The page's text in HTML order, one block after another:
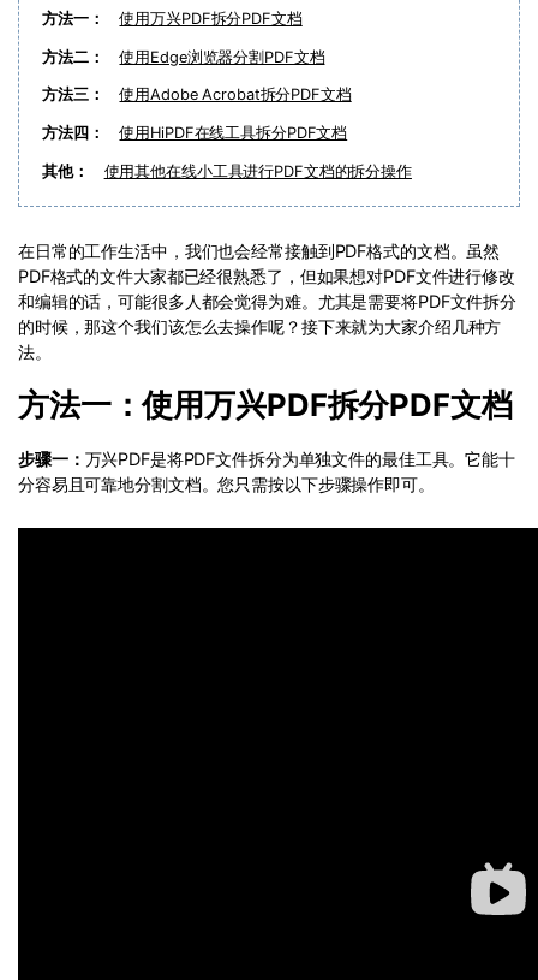
PDF文件创建
PDF OCR
03.编辑PDF
查看更多 >
方法一： 使用万兴PDF拆分PDF文档
方法二： 使用Edge浏览器分割PDF文档
方法三： 使用Adobe Acrobat拆分PDF文档
方法四： 使用HiPDF在线工具拆分PDF文档
其他： 使用其他在线小工具进行PDF文档的拆分操作
在日常的工作生活中，我们也会经常接触到PDF格式的文档。虽然
PDF格式的文件大家都已经很熟悉了，但如果想对PDF文件进行修改
和编辑的话，可能很多人都会觉得为难。尤其是需要将PDF文件拆分
的时候，那这个我们该怎么去操作呢？接下来就为大家介绍几种方
法。
方法一：使用万兴PDF拆分PDF文档
步骤一： 万兴PDF是将PDF文件拆分为单独文件的最佳工具。它能十
分容易且可靠地分割文档。您只需按以下步骤操作即可。